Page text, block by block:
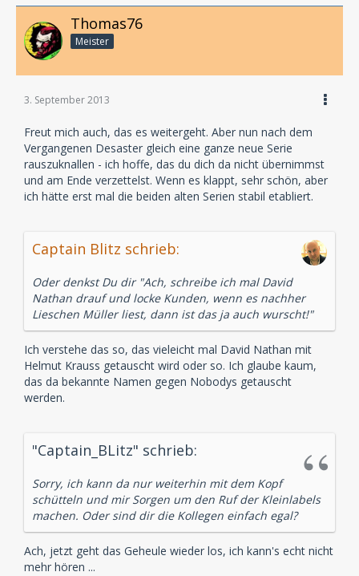
Thomas76
Meister
3. September 2013
Freut mich auch, das es weitergeht. Aber nun nach dem
Vergangenen Desaster gleich eine ganze neue Serie
rauszuknallen - ich hoffe, das du dich da nicht übernimmst
und am Ende verzettelst. Wenn es klappt, sehr schön, aber
ich hätte erst mal die beiden alten Serien stabil etabliert.
Captain Blitz schrieb:
Oder denkst Du dir "Ach, schreibe ich mal David
Nathan drauf und locke Kunden, wenn es nachher
Lieschen Müller liest, dann ist das ja auch wurscht!"
Ich verstehe das so, das vieleicht mal David Nathan mit
Helmut Krauss getauscht wird oder so. Ich glaube kaum,
das da bekannte Namen gegen Nobodys getauscht
werden.
"Captain_BLitz" schrieb:
Sorry, ich kann da nur weiterhin mit dem Kopf
schütteln und mir Sorgen um den Ruf der Kleinlabels
machen. Oder sind dir die Kollegen einfach egal?
Ach, jetzt geht das Geheule wieder los, ich kann's echt nicht
mehr hören ...